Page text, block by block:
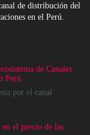
de distribución del
en el Perú.
de Canales
Perú
por el canal
el precio de las